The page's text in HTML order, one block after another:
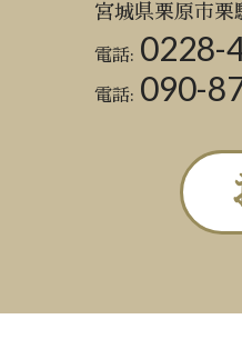
宮城県栗原市栗
電話: 0228-
電話: 090-